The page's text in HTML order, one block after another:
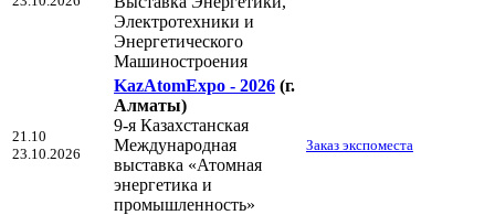
Электротехники и
Энергетического
Машиностроения
21.10
23.10.2026
KazAtomExpo - 2026 (г.
Алматы)
9-я Казахстанская
Международная
выставка «Атомная
энергетика и
промышленность»
Заказ экспоместа